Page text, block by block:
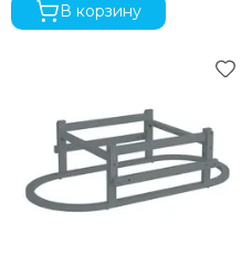
В корзину